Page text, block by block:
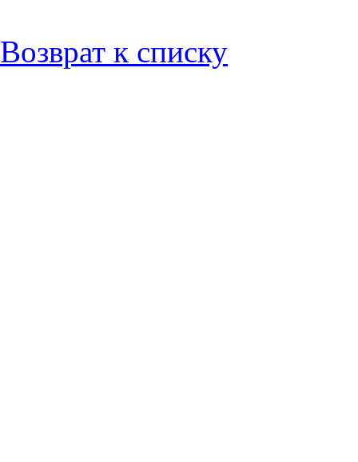
Возврат к списку